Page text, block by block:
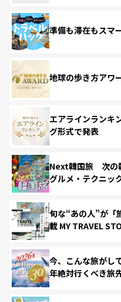
準備も滞在もスマ
地球の歩き方アワ
エアラインランキ
グ形式で発表
Next韓国旅 次の
グルメ・テクニッ
旬な“あの人”が「
載 MY TRAVEL
今、こんな旅がし
年絶対行くべき旅